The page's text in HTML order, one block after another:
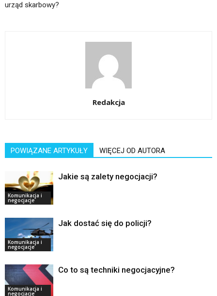
urząd skarbowy?
Redakcja
POWIĄZANE ARTYKUŁY WIĘCEJ OD AUTORA
Komunikacja i
negocjacje
Jakie są zalety negocjacji?
Komunikacja i
negocjacje
Jak dostać się do policji?
Komunikacja i
negocjacje
Co to są techniki negocjacyjne?